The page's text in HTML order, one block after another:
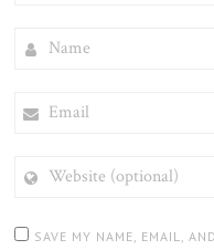
(OPTIONAL)
SAVE MY NAME, EMAIL,